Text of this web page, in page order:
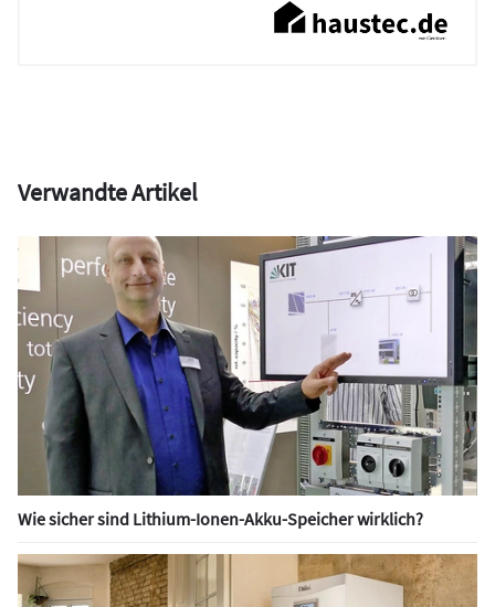
Verwandte Artikel
Wie sicher sind Lithium-Ionen-Akku-Speicher wirklich?